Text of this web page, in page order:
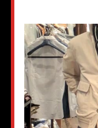
更新日：2025.10.07